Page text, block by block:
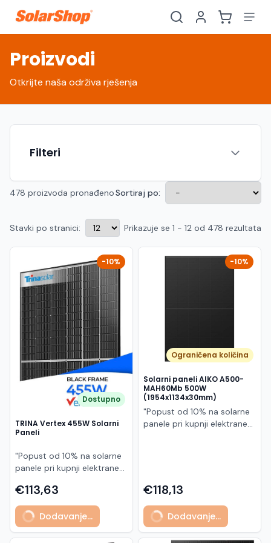
Hrvatski EN
Crnogorski
MK Македонски
Proizvodi
Otkrijte naša održiva rješenja
Filteri
478 proizvoda pronađenoSortiraj po:
Stavki po stranici: Prikazuje se 1 - 12 od 478 rezultata
-10%
Dostupno
TRINA Vertex 455W Solarni
Paneli
"Popust od 10% na solarne
panele pri kupnji elektrane
Model TSM-455NEG9R.28
predstavlja napredni
glass/glass N-type solarni
modul s visokom
učinkovitošću, dugim
€113,63
Dodavanje...
-10%
Ograničena količina
Solarni paneli AIKO A500-
MAH60Mb 500W
(1954x1134x30mm)
"Popust od 10% na solarne
panele pri kupnji elektrane
500 W iz Neostar 2S serije,
baziran na naprednoj N-
type ABC (All Back Contact)
tehnologiji. Ovaj panel je
namijenjen za moderne
€118,13
Dodavanje...